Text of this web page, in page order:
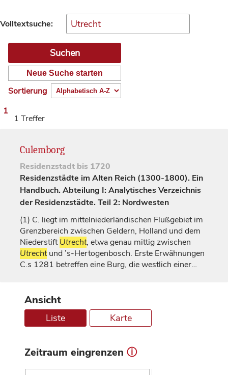
Volltextsuche:
Neue Suche starten
Sortierung
1
1 Treffer
Culemborg
Residenzstadt bis 1720
Residenzstädte im Alten Reich (1300-1800). Ein
Handbuch. Abteilung I: Analytisches Verzeichnis
der Residenzstädte. Teil 2: Nordwesten
(1) C. liegt im mittelniederländischen Flußgebiet im
Grenzbereich zwischen Geldern, Holland und dem
NiederstiftUtrecht, etwa genau mittig zwischen
Utrechtund ’s-Hertogenbosch. Erste Erwähnungen
C.s 1281 betreffen eine Burg, die westlich einer…
Ansicht
Liste Karte
Zeitraum eingrenzen ⓘ